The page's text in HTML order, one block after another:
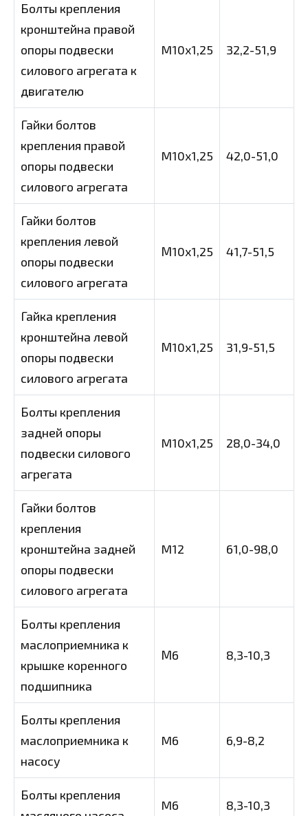
Болты крепления
кронштейна правой
опоры подвески
силового агрегата к
двигателю
M10x1,25 32,2-51,9
Гайки болтов
крепления правой
опоры подвески
силового агрегата
M10x1,25 42,0-51,0
Гайки болтов
крепления левой
опоры подвески
силового агрегата
М10х1,25 41,7-51,5
Гайка крепления
кронштейна левой
опоры подвески
силового агрегата
М10х1,25 31,9-51,5
Болты крепления
задней опоры
подвески силового
агрегата
M10x1,25 28,0-34,0
Гайки болтов
крепления
кронштейна задней
опоры подвески
силового агрегата
M12 61,0-98,0
Болты крепления
маслоприемника к
крышке коренного
подшипника
М6 8,3-10,3
Болты крепления
маслоприемника к
насосу
M6 6,9-8,2
Болты крепления
M6 8,3-10,3